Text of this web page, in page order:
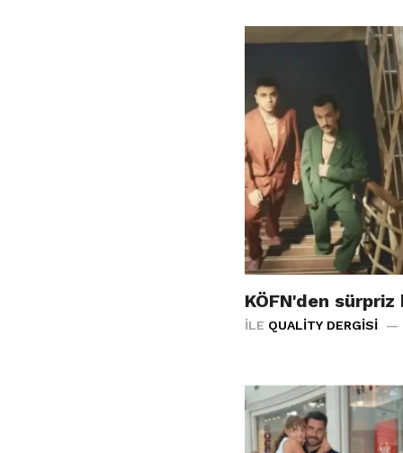
KÖFN'den
İLE QUALITY DERGISI